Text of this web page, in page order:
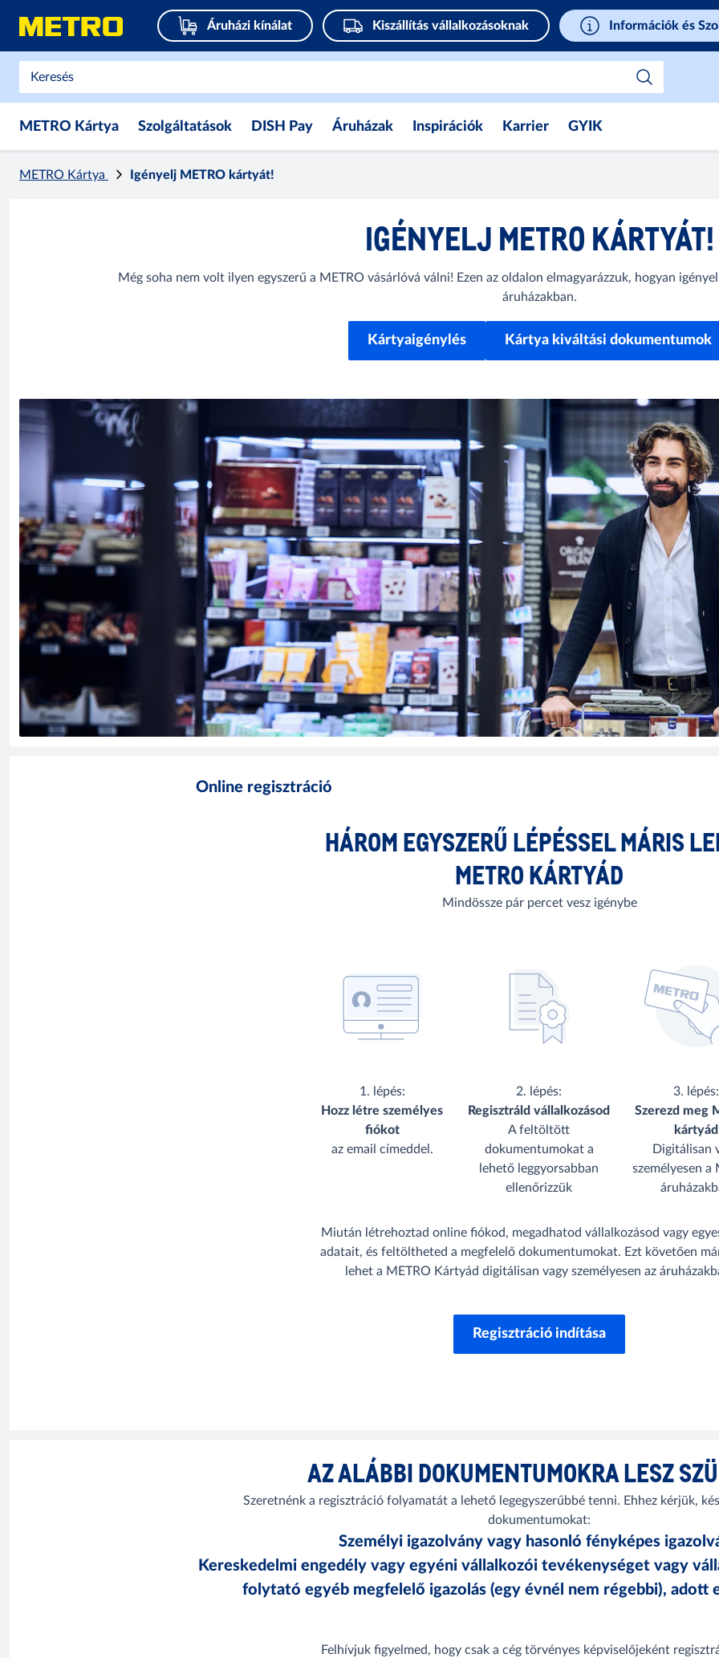
Áruházi kínálat Kiszállítás vállalkozásoknak Információk és
METRO Kártya Szolgáltatások DISH Pay Áruházak Inspirációk Karrier GYIK
METRO Kártya Igényelj METRO kártyát!
IGÉNYELJ METRO KÁRTYÁT!
Még soha nem volt ilyen egyszerű a METRO vásárlóvá válni! Ezen az oldalon elmagyarázzuk, hogyan
áruházakban.
Kártyaigénylés Kártya kiváltási dokumentumok
Online regisztráció
HÁROM EGYSZERŰ LÉPÉSSEL MÁRIS
METRO KÁRTYÁD
Mindössze pár percet vesz igénybe
1. lépés:
Hozz létre személyes
fiókot
az email címeddel.
2. lépés:
Regisztráld vállalkozásod
A feltöltött
dokumentumokat a
lehető leggyorsabban
ellenőrizzük
3. lépés:
Szerezd meg
kártyád
Digitálisan
személyesen a
Miután létrehoztad online fiókod, megadhatod vállalkozásod vagy
adatait, és feltöltheted a megfelelő dokumentumokat. Ezt követően
lehet a METRO Kártyád digitálisan vagy személyesen az
Regisztráció indítása
AZ ALÁBBI DOKUMENTUMOKRA LESZ
Szeretnénk a regisztráció folyamatát a lehető legegyszerűbbé tenni. Ehhez kérjük,
dokumentumokat:
Személyi igazolvány vagy hasonló fényképes
Kereskedelmi engedély vagy egyéni vállalkozói tevékenységet vagy
folytató egyéb megfelelő igazolás (egy évnél nem régebbi), adott
Felhívjuk figyelmed, hogy csak a cég törvényes képviselőjeként